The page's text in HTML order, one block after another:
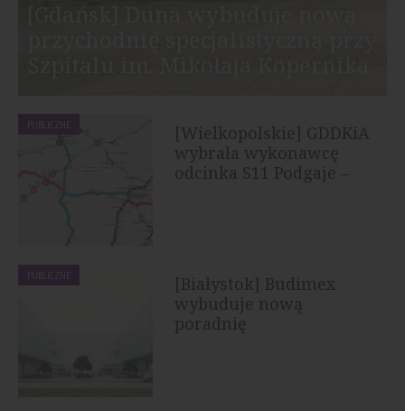
PUBLICZNE
[Wielkopolskie] GDDKiA
wybrała wykonawcę
odcinka S11 Podgaje –
PUBLICZNE
[Białystok] Budimex
wybuduje nową
poradnię